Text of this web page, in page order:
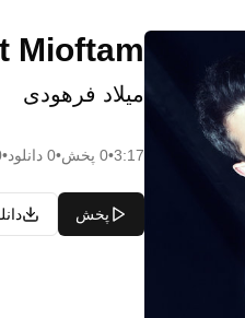
Mioftam
میلاد فرهودی
3:17
•
0پخش•
0دانلود•
پخش